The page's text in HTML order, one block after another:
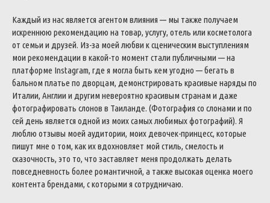
Каждый из нас является агентом влияния — мы также получаем
искреннюю рекомендацию на товар, услугу, отель или косметолога
от семьи и друзей. Из-за моей любви к сценическим выступлениям
мои рекомендации в какой-то момент стали публичными — на
платформе Instagram, где я могла быть кем угодно — бегать в
бальном платье по дворцам, демонстрировать красивые наряды по
Италии, Англии и другим невероятно красивым странам и даже
фотографировать слонов в Таиланде. (Фотография со слонами и по
сей день является одной из моих самых любимых фотографий). Я
люблю отзывы моей аудитории, моих девочек-принцесс, которые
пишут мне о том, как их вдохновляет мой стиль, смелость и
сказочность, это то, что заставляет меня продолжать делать
повседневность более романтичной, а также высокая оценка моего
контента брендами, с которыми я сотрудничаю.